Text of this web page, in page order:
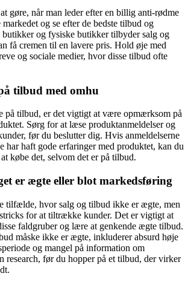
gøre, når man leder efter en billig anti-rødme
markedet og se efter de bedste tilbud og
butikker og fysiske butikker tilbyder salg og
få cremen til en lavere pris. Hold øje med
og sociale medier, hvor disse tilbud ofte
tilbud med omhu
på tilbud, er det vigtigt at være opmærksom på
Sørg for at læse produktanmeldelser og
før du beslutter dig. Hvis anmeldelserne
har haft gode erfaringer med produktet, kan du
købe det, selvom det er på tilbud.
er ægte eller blot markedsføring
tilfælde, hvor salg og tilbud ikke er ægte, men
for at tiltrække kunder. Det er vigtigt at
faldgruber og lære at genkende ægte tilbud.
måske ikke er ægte, inkluderer absurd høje
og mangel på information om
research, før du hopper på et tilbud, der virker